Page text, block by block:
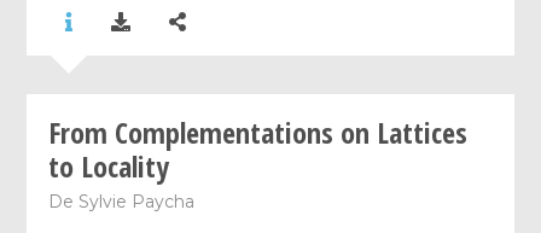
From Complementations on Lattices
to Locality
De Sylvie Paycha